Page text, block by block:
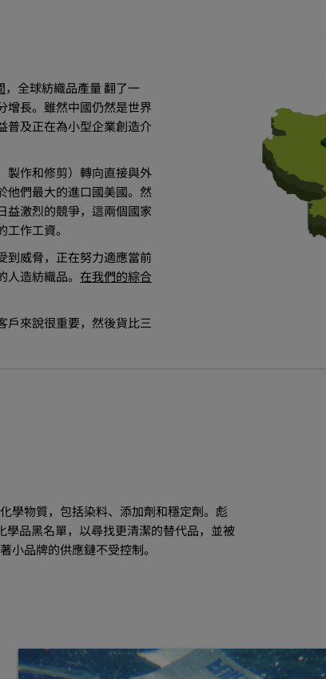
，全球紡織品產量 翻了一
增長。雖然中國仍然是世界
普及正在為小型企業創造介
製作和修剪）轉向直接與外
們最大的進口國美國。然
益激烈的競爭，這兩個國家
作工資。
到威脅，正在努力適應當前
造紡織品。 在我們的綜合
戶來說很重要，然後貨比三
學物質，包括染料、添加劑和穩定劑。彪
品黑名單，以尋找更清潔的替代品，並被
小品牌的供應鏈不受控制。